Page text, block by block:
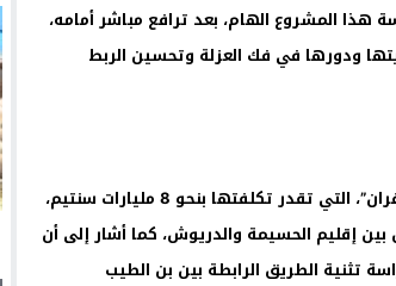
هذا المشروع الهام، بعد ترافع مباشر أمامه،
ودورها في فك العزلة وتحسين الربط
وأكد الفتاحي حينها أن مشروع القنطرة الكبيرة “يغزار أمقران”، التي تقدر تكلفتها بنحو 8 مليارات سنتيم،
بين إقليم الحسيمة والدريوش، كما أشار إلى أن
تثنية الطريق الرابطة بين بن الطيب